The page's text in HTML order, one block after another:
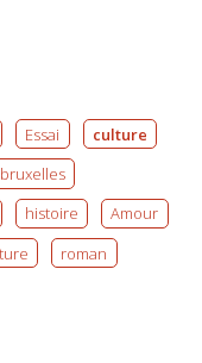
Essai
culture
bruxelles
histoire
Amour
roman